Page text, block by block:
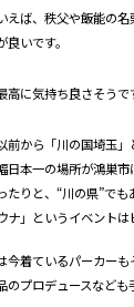
えば、秩父や飯能の
良いです。
高に気持ち良さそうで
前から「川の国埼玉
日本一の場所が鴻巣
たりと、“川の県”で
ナ」というイベント
今着ているパーカー
のプロデュースなども